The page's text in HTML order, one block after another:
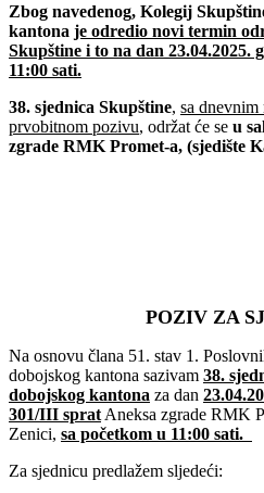
Zbog navedenog, Kolegij
kantona je odredio novi termin
Skupštine i to na dan 23.04.2025.
11:00 sati.
38. sjednica Skupštine, sa
prvobitnom pozivu, održat će se u
zgrade RMK Promet-a, (sjedište
POZIV ZA
Na osnovu člana 51. stav 1.
dobojskog kantona sazivam 38.
dobojskog kantona za dan
301/III sprat Aneksa zgrade RMK
Zenici, sa početkom u 11:00 sati.
Za sjednicu predlažem sljedeći: